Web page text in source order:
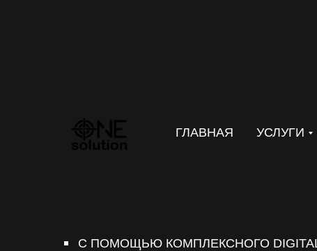
С ПОМОЩЬЮ КОМПЛЕКСНОГО
ГЛАВНАЯ УСЛУГИ